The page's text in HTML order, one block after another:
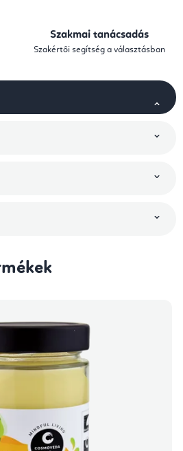
Szakmai tanácsadás
Szakértői segítség a választásban